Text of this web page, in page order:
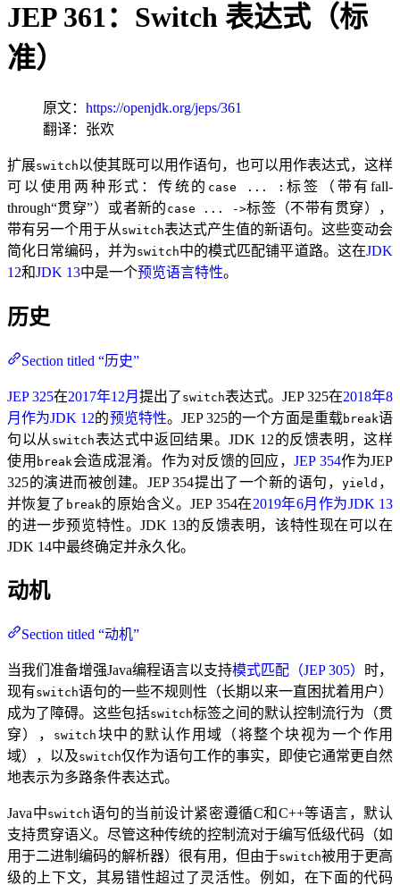
JEP 361：Switch 表达式（标
准）
原文： https://openjdk.org/jeps/361
翻译：张欢
扩展switch以使其既可以用作语句，也可以用作表达式，这样
可以使用两种形式：传统的 case ... : 标签（带有fall-
through“贯穿”）或者新的 case ... ->标签（不带有贯穿），
带有另一个用于从 switch表达式产生值的新语句。这些变动会
简化日常编码，并为switch中的模式匹配铺平道路。这在JDK
12和JDK 13中是一个预览语言特性。
历史
Section titled “历史”
JEP 325在2017年12月 提出了 switch表达式。JEP 325在2018年8
月作为JDK 12的预览特性。JEP 325的一个方面是重载break语
句以从 switch表达式中返回结果。JDK 12的反馈表明，这样
使用 break 会造成混淆。作为对反馈的回应， JEP 354作为JEP
325的演进而被创建。JEP 354提出了一个新的语句，yield ，
并恢复了 break的原始含义。JEP 354在2019年6月作为JDK 13
的进一步预览特性。JDK 13的反馈表明，该特性现在可以在
JDK 14中最终确定并永久化。
动机
Section titled “动机”
当我们准备增强Java编程语言以支持模式匹配（JEP 305）
时，
现有switch语句的一些不规则性（长期以来一直困扰着用户）
成为了障碍。这些包括switch标签之间的默认控制流行为（贯
穿），
switch 块中的默认作用域（将整个块视为一个作用
域），以及switch仅作为语句工作的事实，即使它通常更自然
地表示为多路条件表达式。
Java中switch语句的当前设计紧密遵循C和C++等语言，默认
支持贯穿语义。尽管这种传统的控制流对于编写低级代码（如
用于二进制编码的解析器）很有用，但由于switch被用于更高
级的上下文，其易错性超过了灵活性。例如，在下面的代码